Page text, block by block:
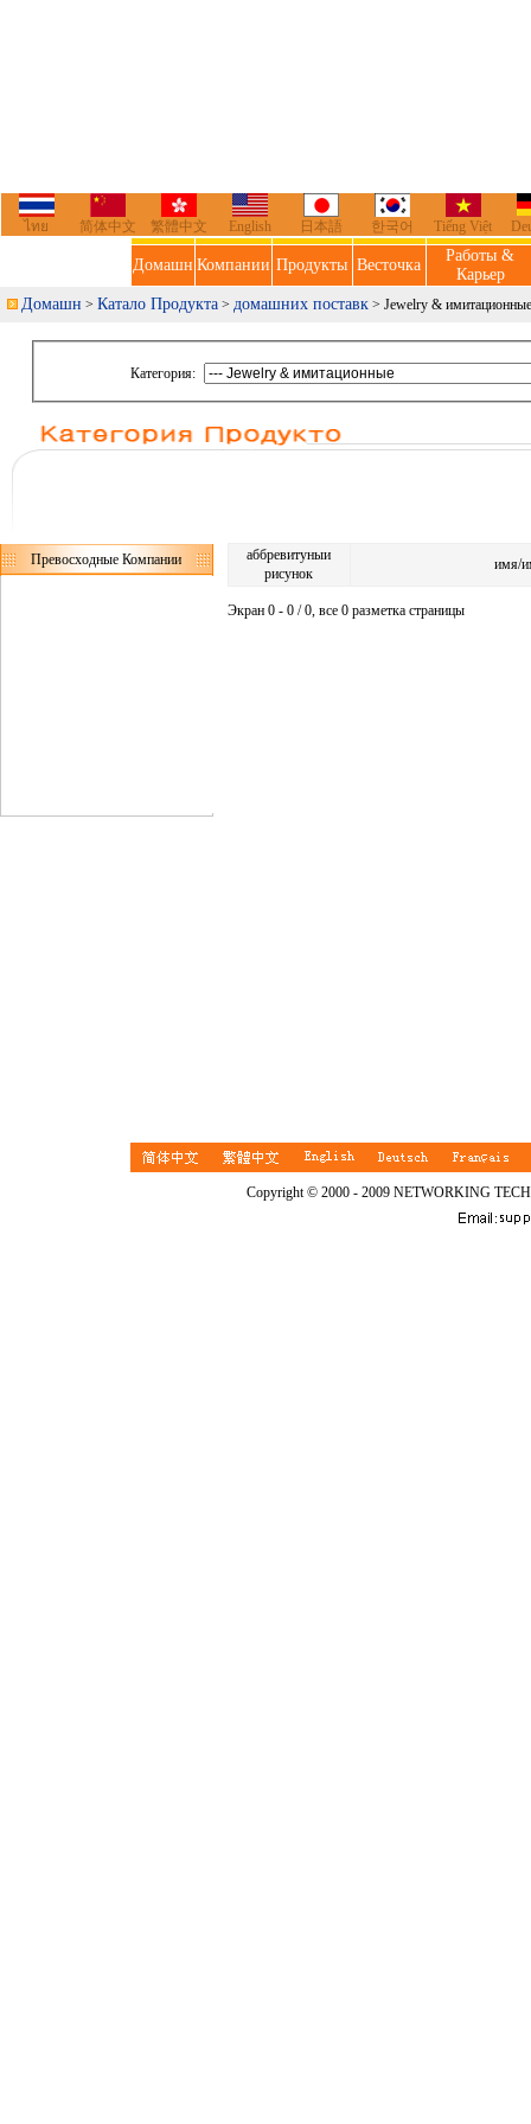
ไทย 简体中文 繁體中文 English 日本語 한국어 Tiếng Việt
Домашн Компании Продукты Весточка
Работы &
Карьер
Домашн > Катало Продукта > домашних поставк > Jewelry & имитационные
Категория:
Превосходные Компании
аббревитуныи
рисунок
имя/
Экран 0 - 0 / 0, все 0 разметка страницы
Copyright © 2000 - 2009 NETWORKING